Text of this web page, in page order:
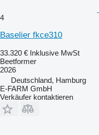
4
Baselier fkce310
33.320 € Inklusive MwSt
Beetformer
2026
Deutschland, Hamburg
E-FARM GmbH
Verkäufer kontaktieren